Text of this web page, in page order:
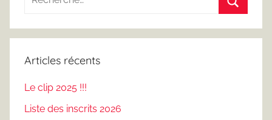
:
Articles récents
Le clip 2025 !!!
Liste des inscrits 2026